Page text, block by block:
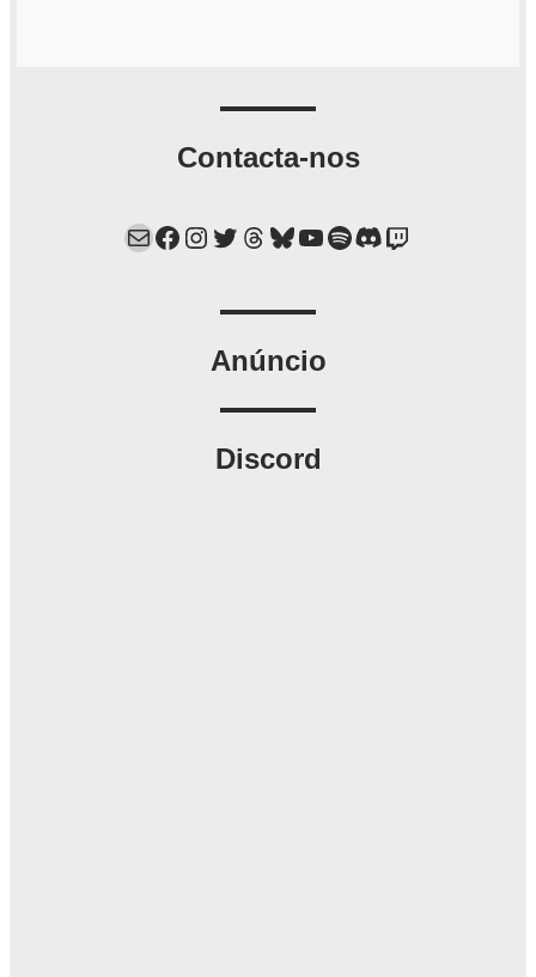
Contacta-nos
Mail Facebook Instagram Twitter Threads Bluesky YouTube Spotify Discord Twitch
Anúncio
Discord